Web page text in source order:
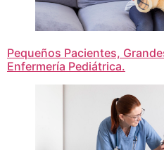
Pequeños Pacientes,
Enfermería Pediátrica.